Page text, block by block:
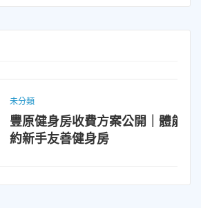
房收費方案公開｜體能美學：免綁
善健身房